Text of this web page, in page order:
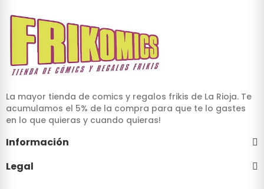
La mayor tienda de comics y regalos frikis de La Rioja. Te
acumulamos el 5% de la compra para que te lo gastes
en lo que quieras y cuando quieras!
Información
Legal